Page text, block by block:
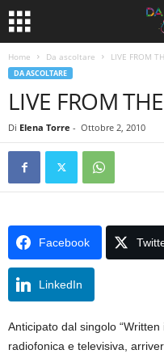
Home Da ascoltare LIVE FROM
DA ASCOLTARE
LIVE FROM
Di Elena Torre - Ottobre 2, 2010
Facebook
LinkedIn
Anticipato dal singolo
radiofonica e televisiva,